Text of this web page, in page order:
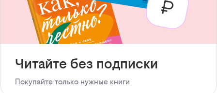
Читайте без подписки
Покупайте только нужные книги